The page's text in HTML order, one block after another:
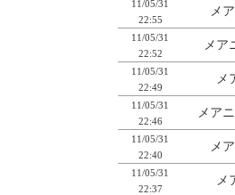
11/05/31
22:55
メ
11/05/31
22:52
メア
11/05/31
22:49
メ
11/05/31
22:46
メア
11/05/31
22:40
メ
11/05/31
22:37
メ